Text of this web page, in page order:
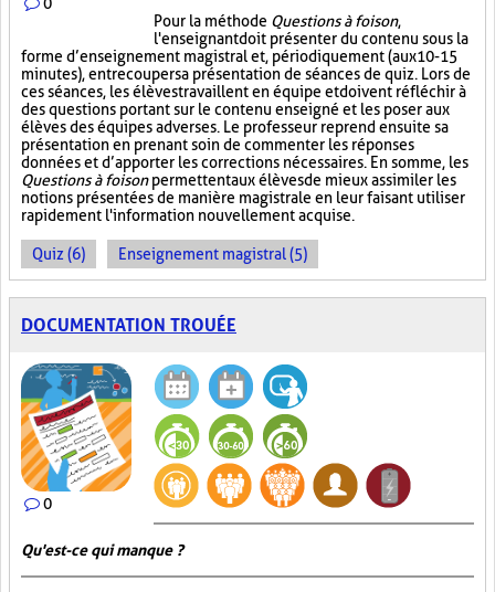
Pour la méthode Questions à foison,
l'enseignant doit présenter du contenu sous la
forme d’enseignement magistral et, périodiquement (aux 10-15
minutes), entrecouper sa présentation de séances de quiz. Lors de
ces séances, les élèves travaillent en équipe et doivent réfléchir à
des questions portant sur le contenu enseigné et les poser aux
élèves des équipes adverses. Le professeur reprend ensuite sa
présentation en prenant soin de commenter les réponses
données et d’apporter les corrections nécessaires. En somme, les
Questions à foisonpermettent aux élèves de mieux assimiler les
notions présentées de manière magistrale en leur faisant utiliser
rapidement l'information nouvellement acquise.
Quiz (6) Enseignement magistral (5)
DOCUMENTATION TROUÉE
0
Qu'est-ce qui manque ?